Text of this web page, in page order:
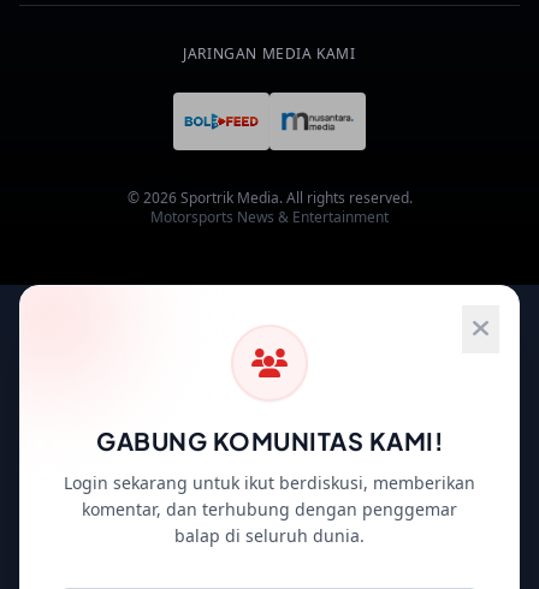
JARINGAN MEDIA KAMI
© 2026 Sportrik Media. All rights reserved.
Motorsports News & Entertainment
GABUNG KOMUNITAS KAMI!
Login sekarang untuk ikut berdiskusi, memberikan
komentar, dan terhubung dengan penggemar
balap di seluruh dunia.